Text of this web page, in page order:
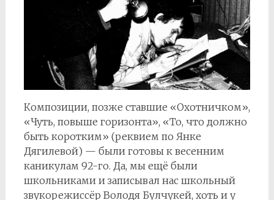
Композиции, позже ставшие «Охотничком»,
«Чуть, повыше горизонта», «То, что должно
быть коротким» (реквием по Янке
Дягилевой) — были готовы к весенним
каникулам 92-го. Да, мы ещё были
школьниками и записывал нас школьный
звукорежиссёр Володя Булчукей, хоть и у